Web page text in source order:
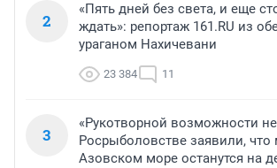
2
«Пять дней без света, и еще
ждать»: репортаж 161.RU из
ураганом Нахичевани
23 384 11
3
«Рукотворной возможности
Росрыболовстве заявили, что
Азовском море останутся на